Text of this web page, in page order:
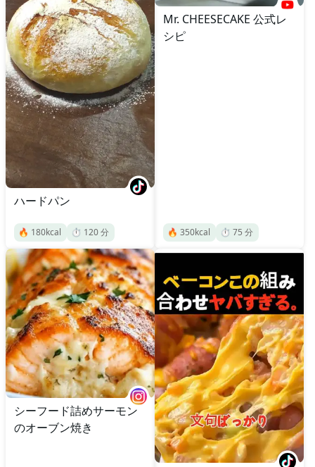
ハードパン
🔥 180kcal ⏱️ 120分
Mr. CHEESECAKE 公式レ
シピ
🔥 350kcal ⏱️ 75 分
シーフード詰めサーモン
のオーブン焼き